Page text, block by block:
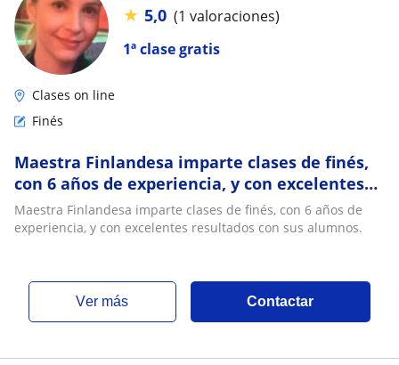
1ª clase gratis
★ 5,0 (1 valoraciones)
Clases on line
Finés
Maestra Finlandesa imparte clases de finés,
con 6 años de experiencia, y con excelentes
resultados con sus alumnos
Maestra Finlandesa imparte clases de finés, con 6 años de
experiencia, y con excelentes resultados con sus alumnos.
ver más Contactar